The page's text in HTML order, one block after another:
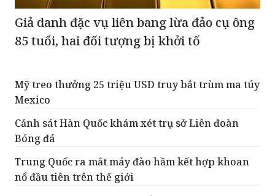
85 tuổi, hai đối tượng bị khởi tố
Mỹ treo thưởng 25 triệu USD truy bắt trùm ma túy
Cảnh sát Hàn Quốc khám xét trụ sở Liên đoàn
Bóng đá
Trung Quốc ra mắt máy đào hầm kết hợp khoan
nổ đầu tiên trên thế giới
Nhà sáng tạo nội dung bị bắn tử vong ngay trên
sóng livestream